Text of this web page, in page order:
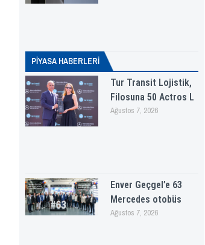
PİYASA HABERLERI
Tur Transit Lojistik,
Filosuna 50 Actros L
Ağustos 7, 2026
Enver Geçgel’e 63
Mercedes otobüs
Ağustos 7, 2026